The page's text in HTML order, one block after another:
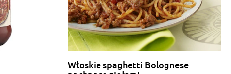
Włoskie spaghetti Bolognese